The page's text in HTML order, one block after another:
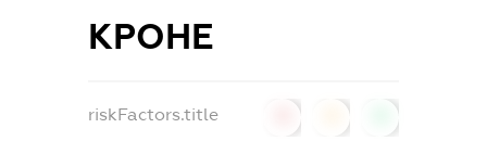
КРОНЕ
riskFactors.title